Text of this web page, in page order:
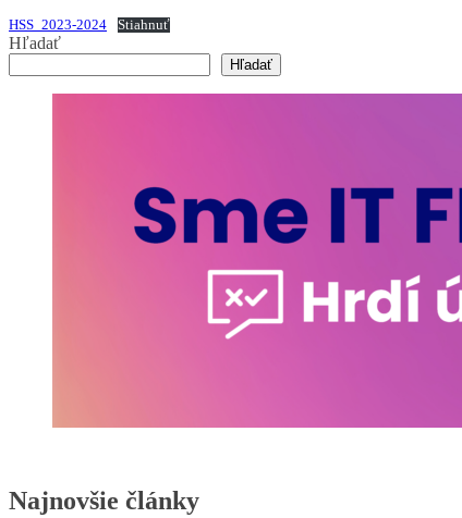
HSS_2023-2024 Stiahnuť
Hľadať
Hľadať
Najnovšie články